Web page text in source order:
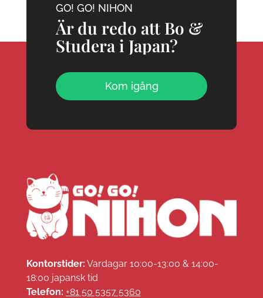
GO! GO! NIHON
Är du redo att Bo &
Studera i Japan?
Kom igång
Kontorstider: Vardagar 10:00-13:00 & 14:00-
18:00 japansk tid
Telefon: +81 50 5357 5360